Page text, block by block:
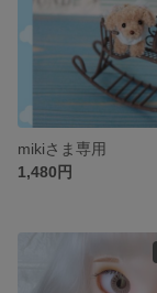
mikiさま専用
1,480円